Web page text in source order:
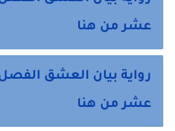
عشر من هنا
رواية بيان العشق الفصل
عشر من هنا